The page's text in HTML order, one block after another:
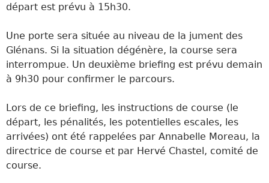
départ est prévu à 15h30.
Une porte sera située au niveau de la jument des
Glénans. Si la situation dégénère, la course sera
interrompue. Un deuxième briefing est prévu demain
à 9h30 pour confirmer le parcours.
Lors de ce briefing, les instructions de course (le
départ, les pénalités, les potentielles escales, les
arrivées) ont été rappelées par Annabelle Moreau, la
directrice de course et par Hervé Chastel, comité de
course.